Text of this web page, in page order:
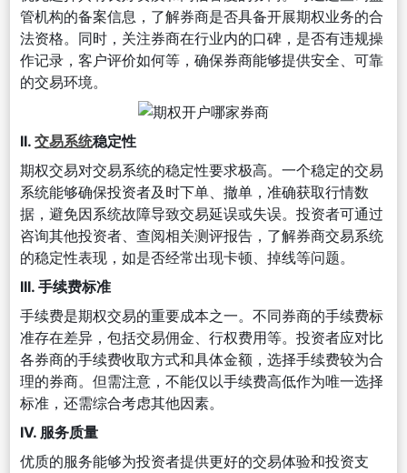
管机构的备案信息，了解券商是否具备开展期权业务的合
法资格。同时，关注券商在行业内的口碑，是否有违规操
作记录，客户评价如何等，确保券商能够提供安全、可靠
的交易环境。
II. 交易系统稳定性
期权交易对交易系统的稳定性要求极高。一个稳定的交易
系统能够确保投资者及时下单、撤单，准确获取行情数
据，避免因系统故障导致交易延误或失误。投资者可通过
咨询其他投资者、查阅相关测评报告，了解券商交易系统
的稳定性表现，如是否经常出现卡顿、掉线等问题。
III. 手续费标准
手续费是期权交易的重要成本之一。不同券商的手续费标
准存在差异，包括交易佣金、行权费用等。投资者应对比
各券商的手续费收取方式和具体金额，选择手续费较为合
理的券商。但需注意，不能仅以手续费高低作为唯一选择
标准，还需综合考虑其他因素。
IV. 服务质量
优质的服务能够为投资者提供更好的交易体验和投资支